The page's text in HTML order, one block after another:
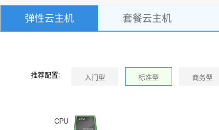
弹性云主机 套餐云主机
推荐配置:
CPU